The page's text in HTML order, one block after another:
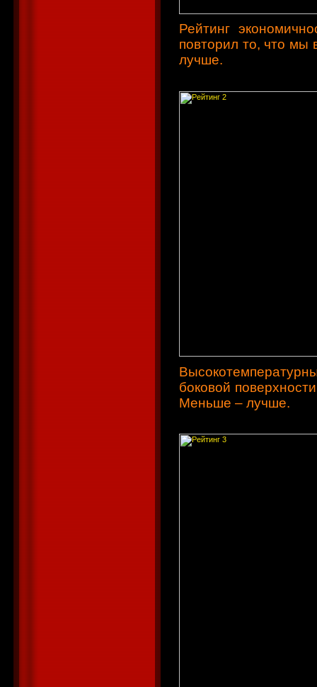
Рейтинг
повторил то, что мы
лучше.
боковой
Меньше – лучше.